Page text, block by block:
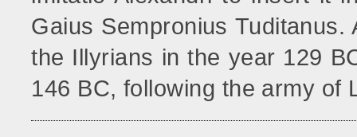
Gaius Sempronius
the Illyrians in the year 129
146 BC, following the army of